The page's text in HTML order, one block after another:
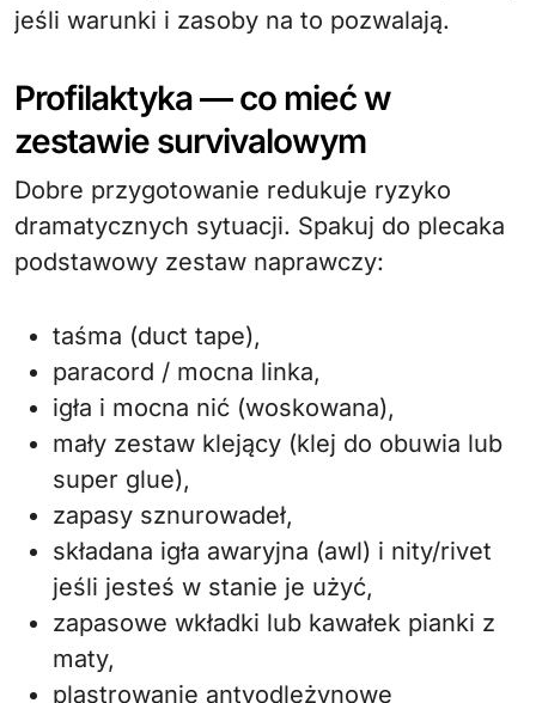
jeśli warunki i zasoby na to pozwalają.
Profilaktyka — co mieć w
zestawie survivalowym
Dobre przygotowanie redukuje ryzyko
dramatycznych sytuacji. Spakuj do plecaka
podstawowy zestaw naprawczy:
taśma (duct tape),
paracord / mocna linka,
igła i mocna nić (woskowana),
mały zestaw klejący (klej do obuwia lub
super glue),
zapasy sznurowadeł,
składana igła awaryjna (awl) i nity/rivet
jeśli jesteś w stanie je użyć,
zapasowe wkładki lub kawałek pianki z
maty,
plastrowanie antyodleżynowe